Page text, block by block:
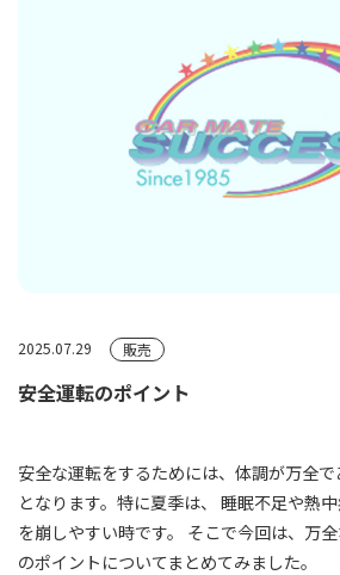
2025.07.29 販売
安全運転のポイント
安全な運転をするためには、体調が万全
となります。特に夏季は、 睡眠不足や熱
を崩しやすい時です。 そこで今回は、万
のポイントについてまとめてみまし